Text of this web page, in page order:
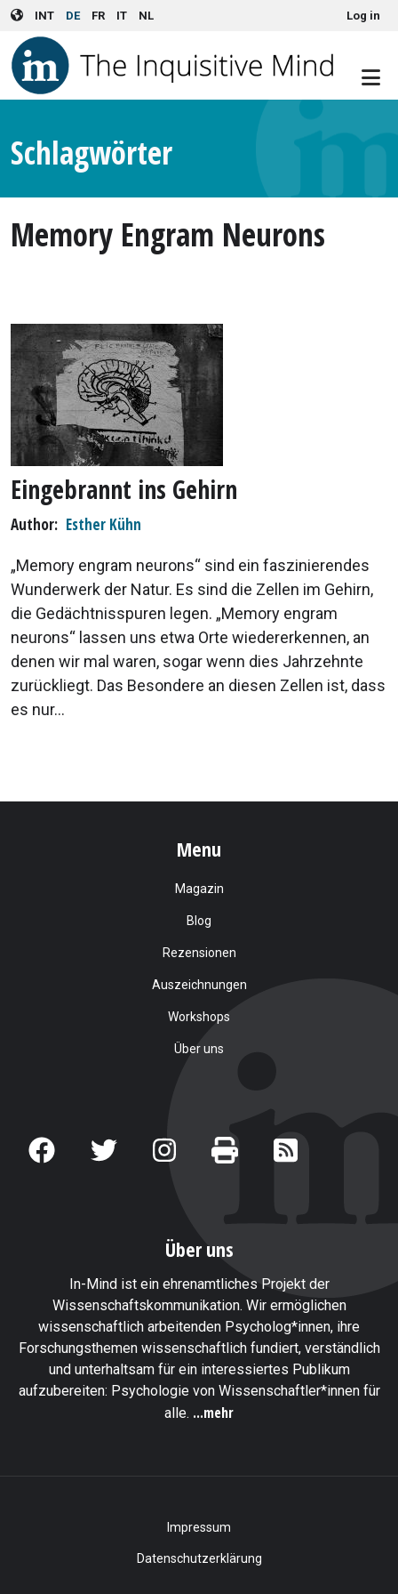
Skip to main content
INT DE FR IT NL User account menuLog in
Schlagwörter
Memory Engram Neurons
Eingebrannt ins Gehirn
Author Esther Kühn
„Memory engram neurons“ sind ein faszinierendes
Wunderwerk der Natur. Es sind die Zellen im Gehirn,
die Gedächtnisspuren legen. „Memory engram
neurons“ lassen uns etwa Orte wiedererkennen, an
denen wir mal waren, sogar wenn dies Jahrzehnte
zurückliegt. Das Besondere an diesen Zellen ist, dass
es nur...
Menu
Magazin
Blog
Rezensionen
Auszeichnungen
Workshops
Über uns
Über uns
In-Mind ist ein ehrenamtliches Projekt der
Wissenschaftskommunikation. Wir ermöglichen
wissenschaftlich arbeitenden Psycholog*innen, ihre
Forschungsthemen wissenschaftlich fundiert, verständlich
und unterhaltsam für ein interessiertes Publikum
aufzubereiten: Psychologie von Wissenschaftler*innen für
alle. ...mehr
Impressum
Datenschutzerklärung